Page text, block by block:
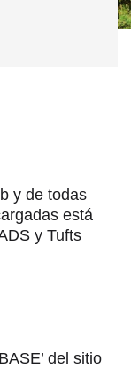
y de todas
está
y Tufts
del sitio